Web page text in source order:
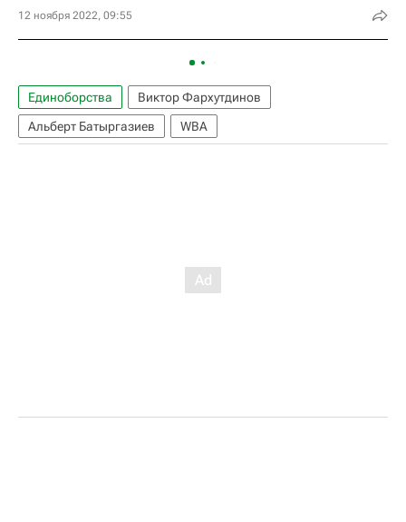
12 ноября 2022, 09:55
Единоборства
Виктор Фархутдинов
Альберт Батыргазиев
WBA